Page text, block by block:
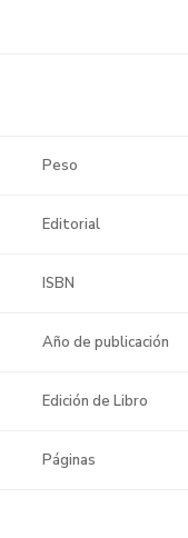
Peso
Editorial
ISBN
Año de publicación
Edición de Libro
Páginas